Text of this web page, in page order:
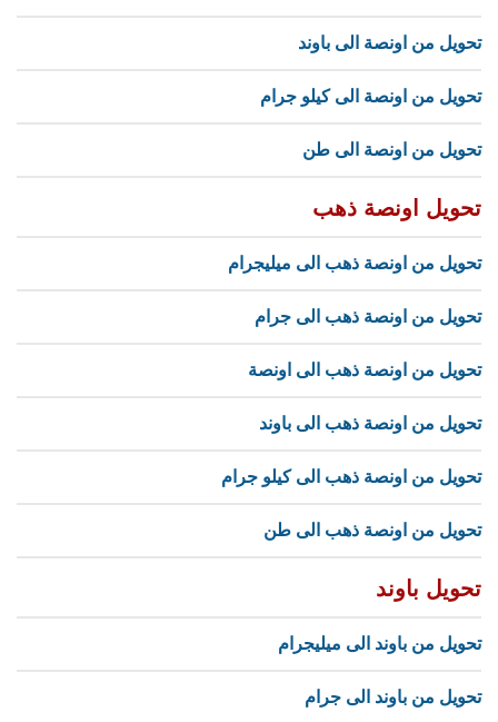
تحويل من اونصة الى باوند
تحويل من اونصة الى كيلو جرام
تحويل من اونصة الى طن
تحويل اونصة ذهب
تحويل من اونصة ذهب الى ميليجرام
تحويل من اونصة ذهب الى جرام
تحويل من اونصة ذهب الى اونصة
تحويل من اونصة ذهب الى باوند
تحويل من اونصة ذهب الى كيلو جرام
تحويل من اونصة ذهب الى طن
تحويل باوند
تحويل من باوند الى ميليجرام
تحويل من باوند الى جرام